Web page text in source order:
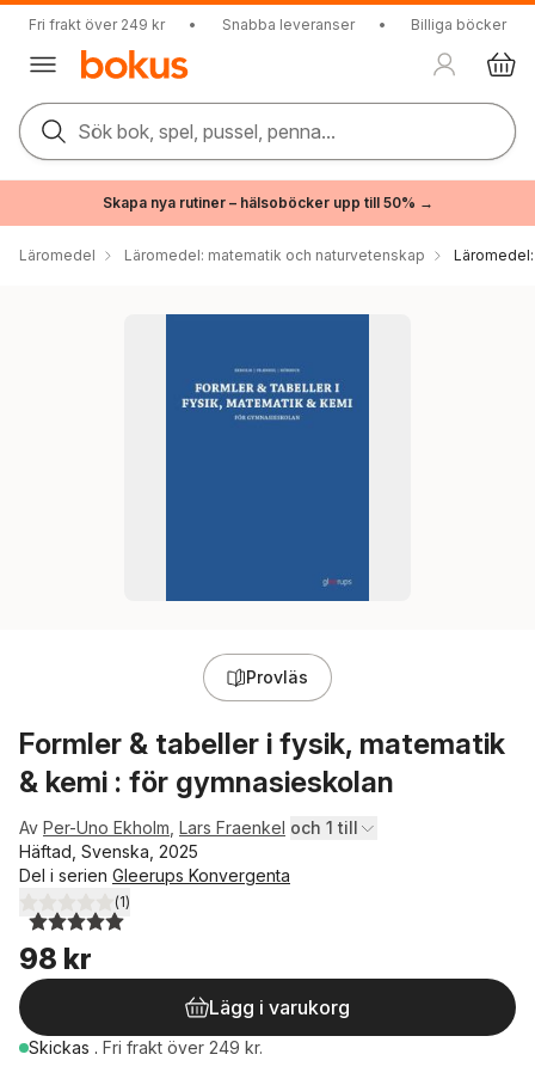
Fri frakt över 249 kr • Snabba leveranser • Billiga böcker
Sök bok, spel, pussel, penna...
Skapa nya rutiner – hälsoböcker upp till 50% →
Läromedel Läromedel: matematik och naturvetenskap
Provläs
Formler & tabeller i fysik, matematik
& kemi : för gymnasieskolan
Av Per-Uno Ekholm Lars Fraenkel och 1 till
Häftad, Svenska, 2025
Del i serien Gleerups Konvergenta
5,0utav 5 stjärnor. Totalt antal röster:
(1)
98 kr
Lägg i varukorg
Skickas . Fri frakt över 249 kr.